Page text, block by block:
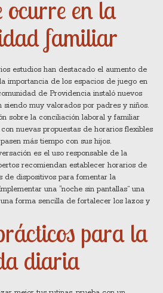
ocurre en la
familiar
estudios han destacado el aumento de
importancia de los espacios de juego en
de Providencia instaló nuevos
siendo muy valorados por padres y niños.
sobre la conciliación laboral y familiar
nuevas propuestas de horarios flexibles
más tiempo con sus hijos.
es el uso responsable de la
recomiendan establecer horarios de
de dispositivos para fomentar la
una “noche sin pantallas” una
forma sencilla de fortalecer los lazos y
para la
diaria